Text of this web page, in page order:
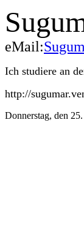
eMail:
Ich studiere an
http://
Donnerstag, den